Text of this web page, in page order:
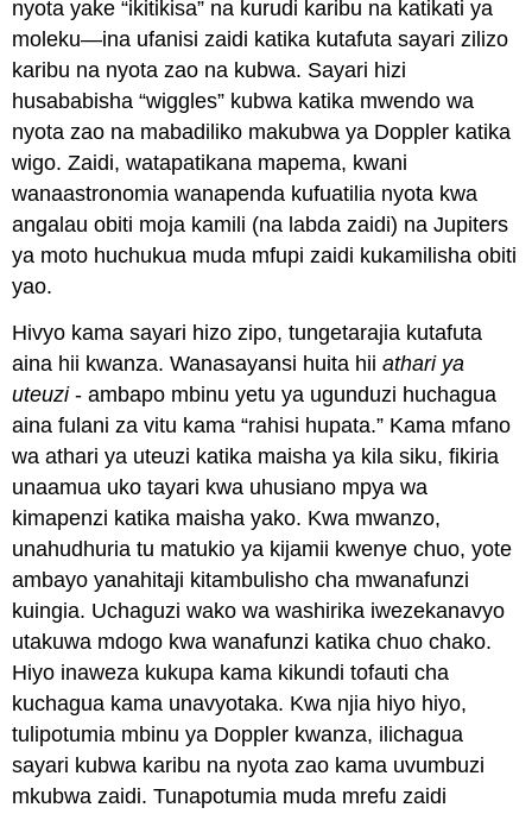
nyota yake “ikitikisa” na kurudi karibu na katikati ya
moleku—ina ufanisi zaidi katika kutafuta sayari zilizo
karibu na nyota zao na kubwa. Sayari hizi
husababisha “wiggles” kubwa katika mwendo wa
nyota zao na mabadiliko makubwa ya Doppler katika
wigo. Zaidi, watapatikana mapema, kwani
wanaastronomia wanapenda kufuatilia nyota kwa
angalau obiti moja kamili (na labda zaidi) na Jupiters
ya moto huchukua muda mfupi zaidi kukamilisha obiti
yao.
Hivyo kama sayari hizo zipo, tungetarajia kutafuta
aina hii kwanza. Wanasayansi huita hiiathari ya
uteuzi- ambapo mbinu yetu ya ugunduzi huchagua
aina fulani za vitu kama “rahisi hupata.” Kama mfano
wa athari ya uteuzi katika maisha ya kila siku, fikiria
unaamua uko tayari kwa uhusiano mpya wa
kimapenzi katika maisha yako. Kwa mwanzo,
unahudhuria tu matukio ya kijamii kwenye chuo, yote
ambayo yanahitaji kitambulisho cha mwanafunzi
kuingia. Uchaguzi wako wa washirika iwezekanavyo
utakuwa mdogo kwa wanafunzi katika chuo chako.
Hiyo inaweza kukupa kama kikundi tofauti cha
kuchagua kama unavyotaka. Kwa njia hiyo hiyo,
tulipotumia mbinu ya Doppler kwanza, ilichagua
sayari kubwa karibu na nyota zao kama uvumbuzi
mkubwa zaidi. Tunapotumia muda mrefu zaidi